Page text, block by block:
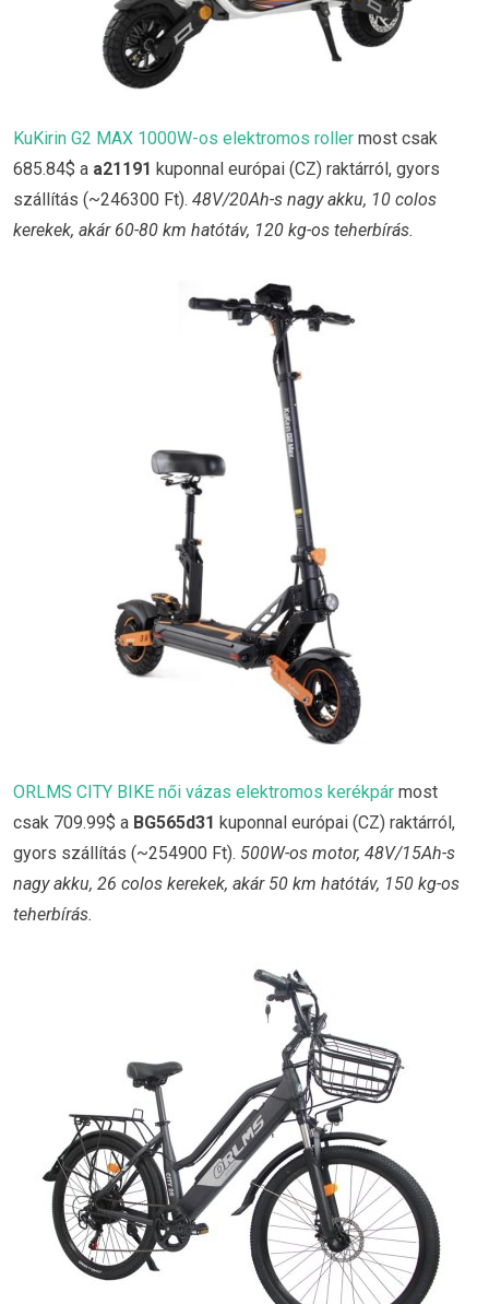
KuKirin G2 MAX 1000W-os elektromos roller most csak
685.84$ a a21191 kuponnal európai (CZ) raktárról, gyors
szállítás (~246300 Ft). 48V/20Ah-s nagy akku, 10 colos
kerekek, akár 60-80 km hatótáv, 120 kg-os teherbírás.
ORLMS CITY BIKE női vázas elektromos kerékpár most
csak 709.99$ a BG565d31 kuponnal európai (CZ) raktárról,
gyors szállítás (~254900 Ft). 500W-os motor, 48V/15Ah-s
nagy akku, 26 colos kerekek, akár 50 km hatótáv, 150 kg-os
teherbírás.